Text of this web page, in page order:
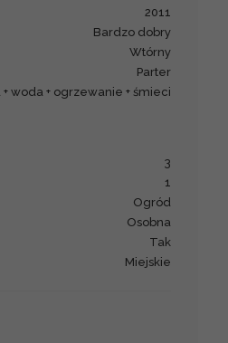
2011
Bardzo dobry
Wtórny
parter
+ woda + ogrzewanie + śmieci
3
1
Ogród
Osobna
Tak
Miejskie